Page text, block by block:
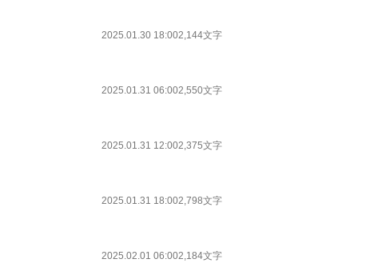
2025.01.30 18:002,144文字
2025.01.31 06:002,550文字
2025.01.31 12:002,375文字
2025.01.31 18:002,798文字
2025.02.01 06:002,184文字